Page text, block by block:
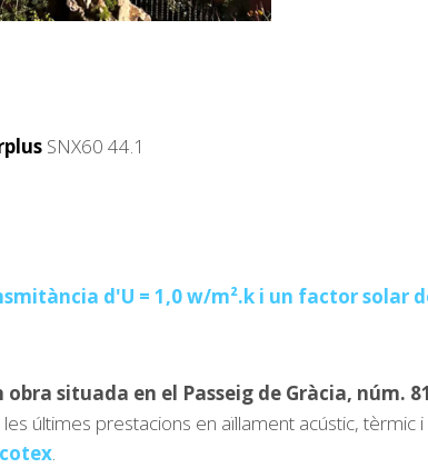
SNX60 44.1
d'U = 1,0 w/m².k i un factor solar
situada en el Passeig de Gràcia, núm.
últimes prestacions en aïllament acústic,
.